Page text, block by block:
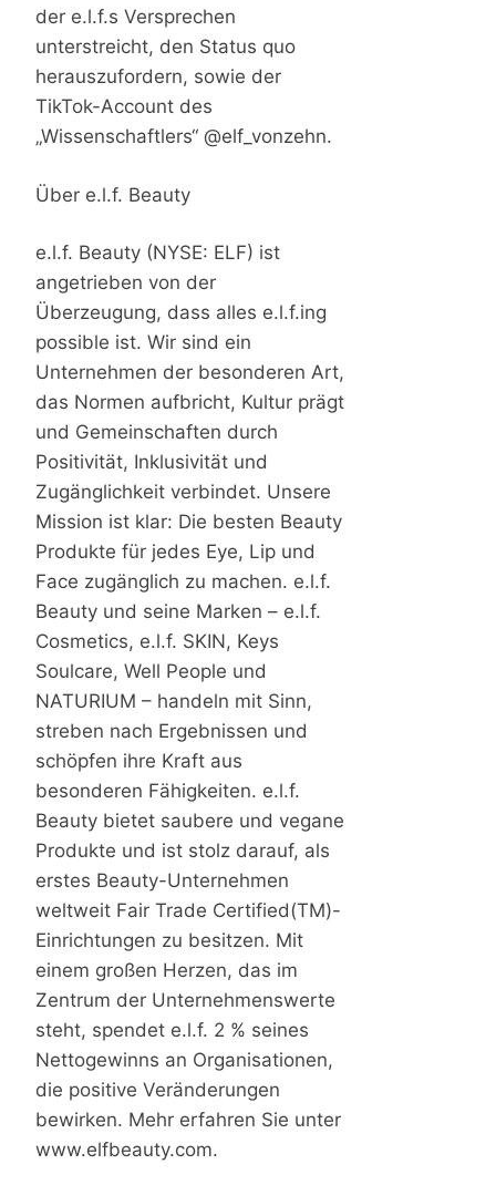
der e.l.f.s Versprechen
unterstreicht, den Status quo
herauszufordern, sowie der
TikTok-Account des
„Wissenschaftlers“ @elf_vonzehn.
Über e.l.f. Beauty
e.l.f. Beauty (NYSE: ELF) ist
angetrieben von der
Überzeugung, dass alles e.l.f.ing
possible ist. Wir sind ein
Unternehmen der besonderen Art,
das Normen aufbricht, Kultur prägt
und Gemeinschaften durch
Positivität, Inklusivität und
Zugänglichkeit verbindet. Unsere
Mission ist klar: Die besten Beauty
Produkte für jedes Eye, Lip und
Face zugänglich zu machen. e.l.f.
Beauty und seine Marken – e.l.f.
Cosmetics, e.l.f. SKIN, Keys
Soulcare, Well People und
NATURIUM – handeln mit Sinn,
streben nach Ergebnissen und
schöpfen ihre Kraft aus
besonderen Fähigkeiten. e.l.f.
Beauty bietet saubere und vegane
Produkte und ist stolz darauf, als
erstes Beauty-Unternehmen
weltweit Fair Trade Certified(TM)-
Einrichtungen zu besitzen. Mit
einem großen Herzen, das im
Zentrum der Unternehmenswerte
steht, spendet e.l.f. 2 % seines
Nettogewinns an Organisationen,
die positive Veränderungen
bewirken. Mehr erfahren Sie unter
www.elfbeauty.com.